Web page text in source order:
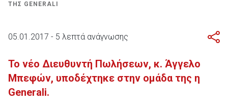
ΤΗΣ GENERALI
05.01.2017 - 5 λεπτά ανάγνωσης
Το νέο Διευθυντή Πωλήσεων, κ. Άγγελο
Μπεφών, υποδέχτηκε στην ομάδα της η
Generali.